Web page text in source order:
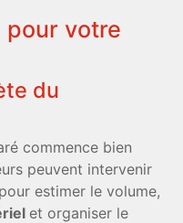
pour votre
du
commence bien
peuvent intervenir
estimer le volume,
et organiser le